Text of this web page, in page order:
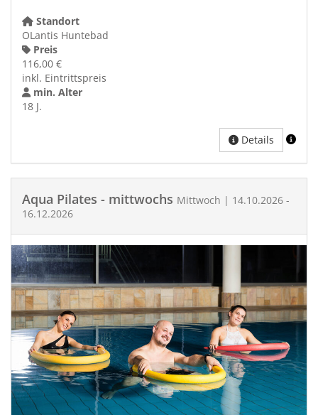
Standort
OLantis Huntebad
Preis
116,00 €
inkl. Eintrittspreis
min. Alter
18 J.
Details
Aqua Pilates - mittwochs Mittwoch | 14.10.2026 -
16.12.2026